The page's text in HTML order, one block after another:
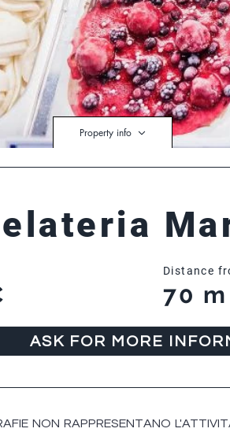
Property info
Distance
70 m
ASK FOR MORE
NON RAPPRESENTANO